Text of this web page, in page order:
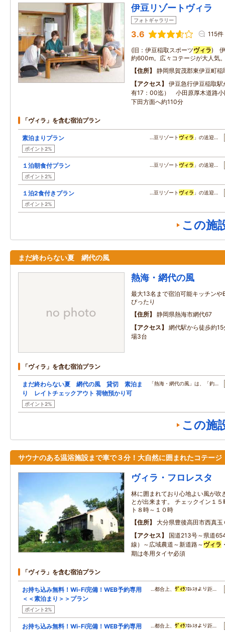
伊豆リゾートヴィラ
フォトギャラリー
3.6 115件
(旧：伊豆稲取スポーツヴィラ) 伊
約600m。広々コテージが大人気
住所
静岡県賀茂郡東伊豆町
アクセス
伊豆急行伊豆稲取
有17：00迄） 小田原厚木道路小
下田方面へ約110分
「ヴィラ」を含む宿泊プラン
素泊まりプラン
ポイント2%
…豆リゾート ヴィラ 」の送迎…
１泊朝食付プラン
ポイント2%
…豆リゾート ヴィラ 」の送迎…
１泊2食付きプラン
ポイント2%
…豆リゾート ヴィラ 」の送迎…
この施
まだ終わらない夏 網代の風
熱海・網代の風
最大13名まで宿泊可能キッチン
ぴったり
住所
静岡県熱海市網代67
アクセス
網代駅から徒歩約
場3台
「ヴィラ」を含む宿泊プラン
まだ終わらない夏 網代の風 貸切 素泊ま
り レイトチェックアウト 荷物預かり可
ポイント2%
「熱海・網代の風」は、「釣…
この施
サウナのある温浴施設まで車で３分！大自然に囲まれたコテージ
ヴィラ・フロレスタ
林に囲まれており心地よい風が吹
とが出来ます。 チェックイン１
ト８時～１０時
住所
大分県豊後高田市西真
アクセス
国道213号～県道
線）～広域農道～新道路～ ヴィラ
期は冬用タイヤ必須
「ヴィラ」を含む宿泊プラン
お持ち込み無料！Wi-Fi完備！WEB予約専用
＜＜素泊まり＞＞プラン
ポイント2%
…都合上、ｳﾞｨﾗﾌﾛﾚｽﾀより距…
お持ち込み無料！Wi-Fi完備！WEB予約専用
…都合上、ｳﾞｨﾗﾌﾛﾚｽﾀより距…